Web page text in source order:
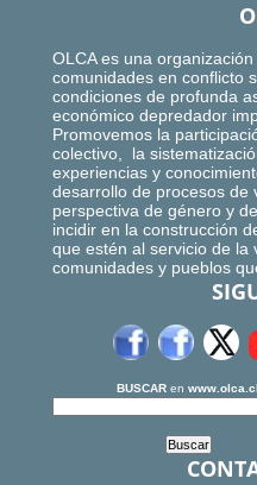
OLCA es una
comunidades en conflicto
condiciones de profunda
económico depredador
Promovemos la
colectivo, la
experiencias y
desarrollo de procesos de
perspectiva de género y
incidir en la construcción
que estén al servicio de la
comunidades y pueblos
BUSCAR en www.olca.cl